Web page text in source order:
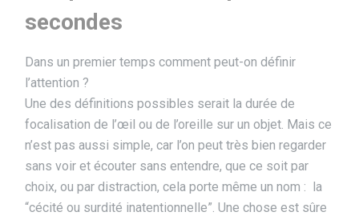
secondes
Dans un premier temps comment peut-on définir
l’attention ?
Une des définitions possibles serait la durée de
focalisation de l’œil ou de l’oreille sur un objet. Mais ce
n’est pas aussi simple, car l’on peut très bien regarder
sans voir et écouter sans entendre, que ce soit par
choix, ou par distraction, cela porte même un nom : la
“cécité ou surdité inatentionnelle”. Une chose est sûre